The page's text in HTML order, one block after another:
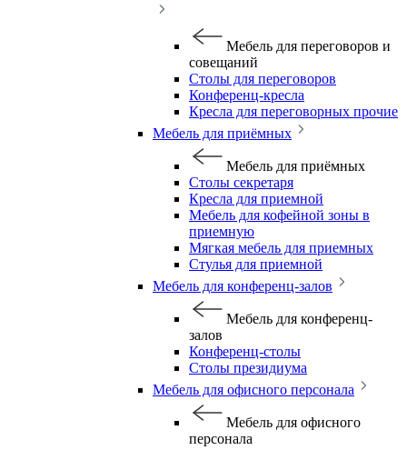
Мебель для переговоров и
совещаний
Столы для переговоров
Конференц-кресла
Кресла для переговорных прочие
Мебель для приёмных
Мебель для приёмных
Столы секретаря
Кресла для приемной
Мебель для кофейной зоны в
приемную
Мягкая мебель для приемных
Стулья для приемной
Мебель для конференц-залов
Мебель для конференц-
залов
Конференц-столы
Столы президиума
Мебель для офисного персонала
Мебель для офисного
персонала